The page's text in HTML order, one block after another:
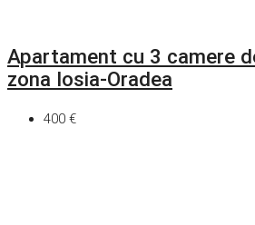
Apartament cu 3 camere
zona Iosia-Oradea
400 €